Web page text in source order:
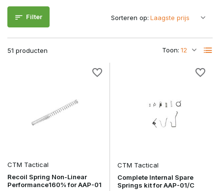
Custom look
– Stijlvolle en unieke ontwerpen die jouw
replica visueel onderscheiden van de massa.
magwells, nozzles en volledige upgrade kits.
kies je voor kwaliteit en prestaties die
jouw GBB of Hi-Capa replica laten uitblinken – zowel op het
Veel gestelde Vragen over CTM Tactical
Voor welke replica’s maakt CTM Tactical upgrades?
Het merk richt zich voornamelijk op GBB-pistolen zoals Hi-
Zijn CTM Tactical onderdelen plug-and-play?
upgrades is technische kennis of professionele montage
Filter
51 producten Toon:
Sorteren op:
CTM Tactical
Recoil Spring Non-Linear
Performance160% for AAP-01
CTM Tactical
Complete Internal Spare
Springs kit for AAP-01/C